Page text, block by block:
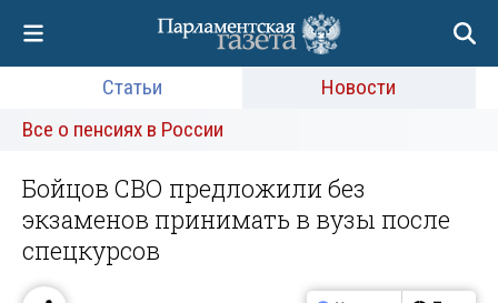
Статьи
Новости
Все о пенсиях в России
Бойцов СВО предложили без
экзаменов принимать в вузы после
спецкурсов